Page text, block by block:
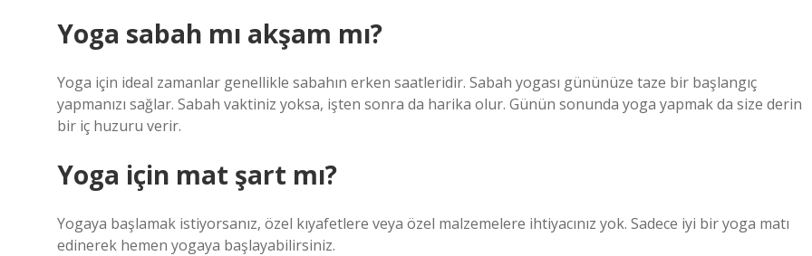
Yoga sabah mı akşam mı?
Yoga için ideal zamanlar genellikle sabahın erken saatleridir. Sabah yogası gününüze taze bir başlangıç ​​
yapmanızı sağlar. Sabah vaktiniz yoksa, işten sonra da harika olur. Günün sonunda yoga yapmak da size derin
bir iç huzuru verir.
Yoga için mat şart mı?
Yogaya başlamak istiyorsanız, özel kıyafetlere veya özel malzemelere ihtiyacınız yok. Sadece iyi bir yoga matı
edinerek hemen yogaya başlayabilirsiniz.